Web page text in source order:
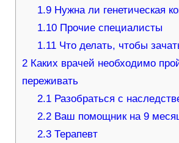
1.9 Нужна ли генетическая
1.10 Прочие специалисты
1.11 Что делать, чтобы
2Каких врачей необходимо
переживать
2.1 Разобраться с
2.2 Ваш помощник на 9
2.3 Терапевт